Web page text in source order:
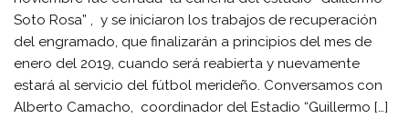
Soto Rosa” , y se iniciaron los trabajos de recuperación
del engramado, que finalizarán a principios del mes de
enero del 2019, cuando será reabierta y nuevamente
estará al servicio del fútbol merideño. Conversamos con
Alberto Camacho, coordinador del Estadio “Guillermo […]